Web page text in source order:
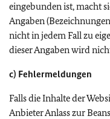
eingebunden ist, macht
Angaben
nicht in jedem Fall zu
dieser Angaben wird
c) Fehlermeldungen
Falls die Inhalte der
Anbieter Anlass zur